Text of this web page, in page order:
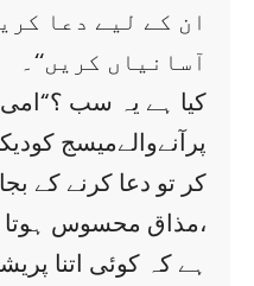
ان کے لیے دعا
آسانیاں کریں‘‘۔
پرآنےوالےمیسج
کر تو دعا کرنے کے
،مذاق محسوس ہوتا
ہے کہ کوئی اتنا